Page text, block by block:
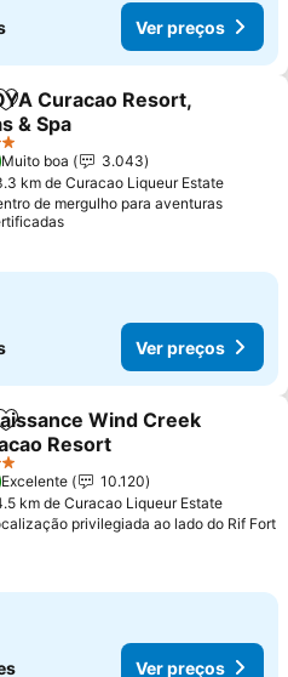
Ver preços
Adicionar aos favoritos
Curacao Resort,
& Spa
Muito boa
3.043
km de Curacao Liqueur Estate
de mergulho para aventuras
Ver preços
Adicionar aos favoritos
Wind Creek
Resort
Excelente
10.120
km de Curacao Liqueur Estate
privilegiada ao lado do Rif Fort
Ver preços